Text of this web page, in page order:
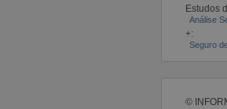
Estudos
Análise
+:
Seguro
©